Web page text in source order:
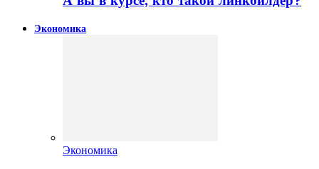
Экономика
Экономика